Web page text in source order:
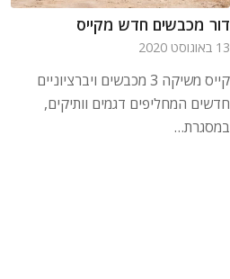
דור מכבשים חדש מקייס
13 באוגוסט 2020
קייס משיקה 3 מכבשים ויברציוניים
חדשים המחליפים דגמים וותיקים,
במסגרת…